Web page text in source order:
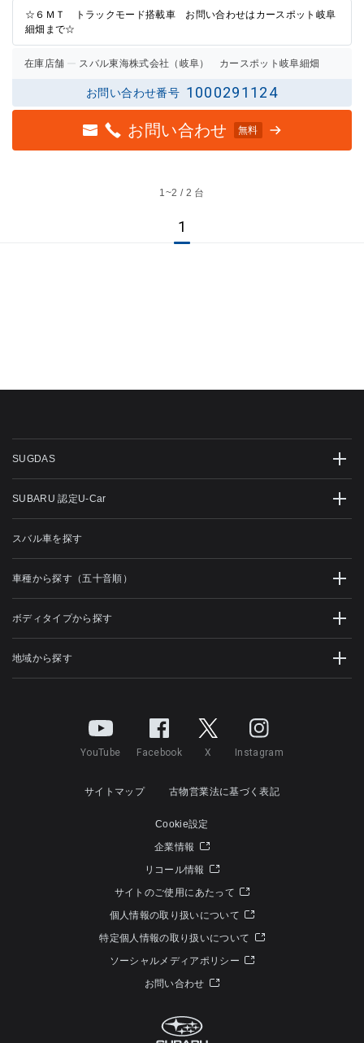
☆６ＭＴ トラックモード搭載車 お問い合わせはカースポット岐阜
細畑まで☆
在庫店舗 スバル東海株式会社（岐阜） カースポット岐阜細畑
お問い合わせ番号 1000291124
お問い合わせ 無料
1~2 / 2 台
1
SUGDAS
SUBARU 認定U-Car
スバル車を探す
車種から探す（五十音順）
ボディタイプから探す
地域から探す
YouTube Facebook X Instagram
サイトマップ 古物営業法に基づく表記
Cookie設定
企業情報
リコール情報
サイトのご使用にあたって
個人情報の取り扱いについて
特定個人情報の取り扱いについて
ソーシャルメディアポリシー
お問い合わせ